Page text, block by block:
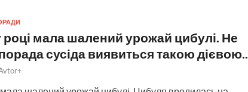
мала шалений урожай цибулі. Не
сусіда виявиться такою дієвою..